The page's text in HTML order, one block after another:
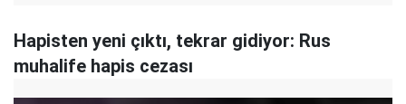
Hapisten yeni çıktı, tekrar gidiyor: Rus
muhalife hapis cezası